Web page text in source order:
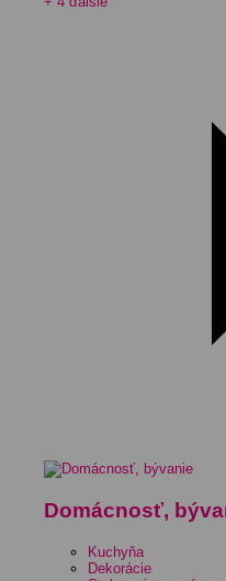
Domácnosť,
Kuchyňa
Dekorácie